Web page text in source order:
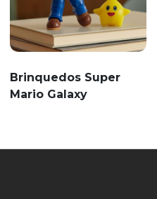
Brinquedos Super
Mario Galaxy